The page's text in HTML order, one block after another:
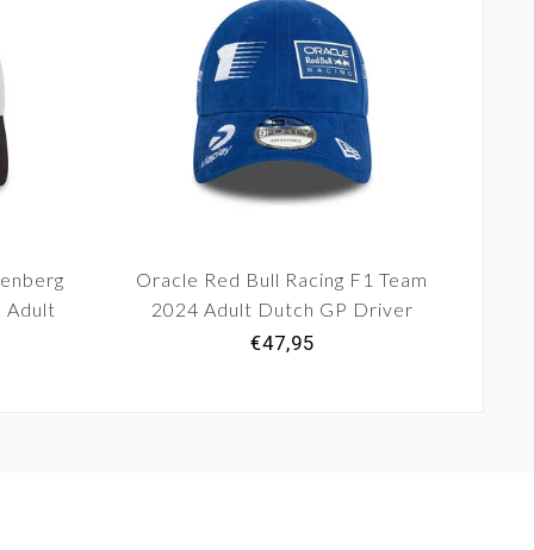
Adult
Oracle Red Bull Racing F1 Team
2024 Adult Dutch GP Driver
Baseball Cap "Max Verstappen 1"
€47,95